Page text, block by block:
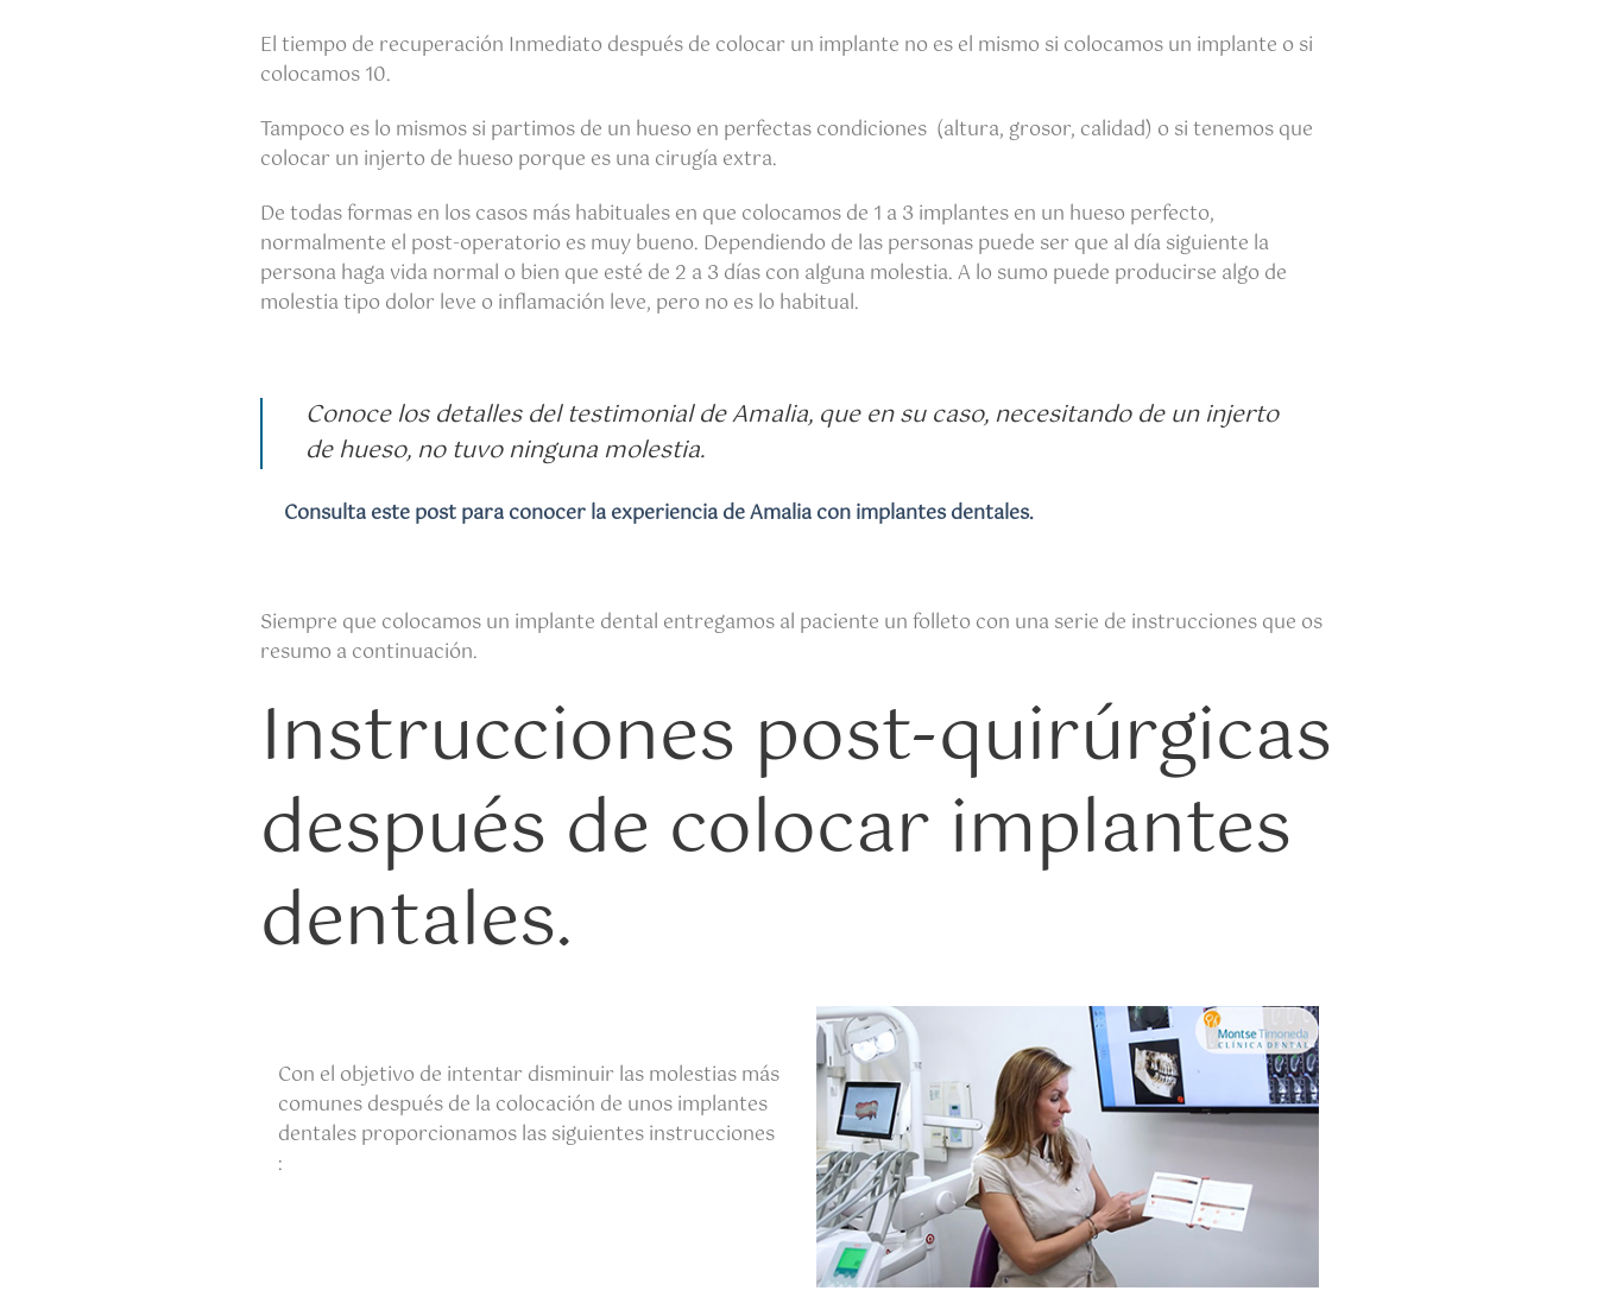
El tiempo de recuperación Inmediato después de colocar un implante no es el mismo si colocamos un implante o si
colocamos 10.
Tampoco es lo mismos si partimos de un hueso en perfectas condiciones (altura, grosor, calidad) o si tenemos que
colocar un injerto de hueso porque es una cirugía extra.
De todas formas en los casos más habituales en que colocamos de 1 a 3 implantes en un hueso perfecto,
normalmente el post-operatorio es muy bueno. Dependiendo de las personas puede ser que al día siguiente la
persona haga vida normal o bien que esté de 2 a 3 días con alguna molestia.A lo sumo puede producirse algo de
molestia tipo dolor leve o inflamación leve, pero no es lo habitual.
Conoce los detalles del testimonial de Amalia, que en su caso, necesitando de un injerto
de hueso, no tuvo ninguna molestia.
Consulta este post para conocer la experiencia de Amalia con implantes dentales.
Siempre que colocamos un implante dental entregamos al paciente un folleto con una serie de instrucciones que os
resumo a continuación.
Instrucciones post-quirúrgicas
después de colocar implantes
dentales.
Con el objetivo de intentar disminuir las molestias más
comunes después de la colocación de unos implantes
dentales proporcionamos las siguientes instrucciones
: